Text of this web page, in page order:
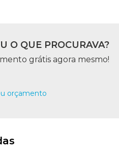
O QUE PROCURAVA?
grátis agora mesmo!
orçamento